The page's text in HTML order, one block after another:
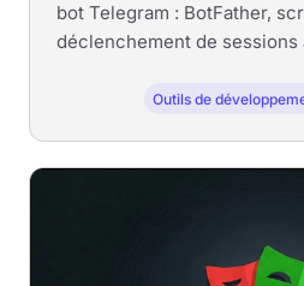
bot Telegram : BotFather,
déclenchement de sessions
Outils de